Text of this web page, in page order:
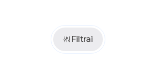
Filtrai